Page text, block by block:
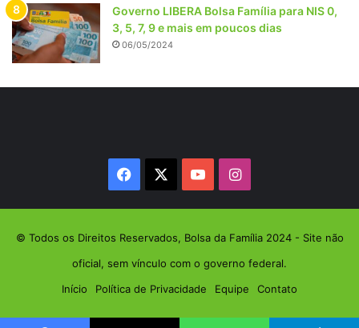
Governo LIBERA Bolsa Família para NIS 0,
3, 5, 7, 9 e mais em poucos dias
06/05/2024
Facebook YouTubeInstagram
© Todos os Direitos Reservados, Bolsa da Família 2024 - Site não
oficial, sem vínculo com o governo federal.
Início
Política de Privacidade Equipe Contato